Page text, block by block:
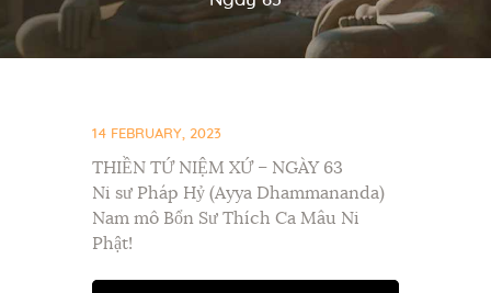
14 FEBRUARY, 2023
THIỀN TỨ NIỆM XỨ – NGÀY 63
Ni sư Pháp Hỷ (Ayya Dhammananda)
Nam mô Bổn Sư Thích Ca Mâu Ni
Phật!